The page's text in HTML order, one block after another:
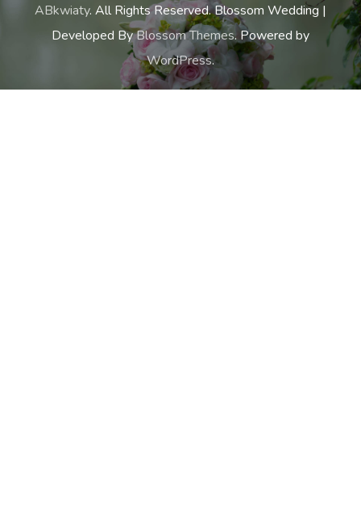
ABkwiaty. All Rights Reserved.Blossom Wedding |
Developed ByBlossom Themes. Powered by
WordPress.